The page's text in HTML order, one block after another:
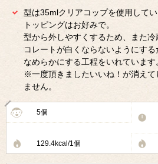
型は35mlクリアコップを使用してい
トッピングはお好みで。
型から外しやすくするため、また
コレートが白くならないようにす
なめらかにする工程をいれています
※一度頂きましたいいね！が消えて
ません。
5個
129.4kcal/1個